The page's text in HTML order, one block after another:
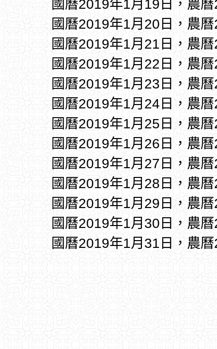
國曆2019年1月19日，農
國曆2019年1月20日，農
國曆2019年1月21日，農
國曆2019年1月22日，農
國曆2019年1月23日，農
國曆2019年1月24日，農
國曆2019年1月25日，農
國曆2019年1月26日，農
國曆2019年1月27日，農
國曆2019年1月28日，農
國曆2019年1月29日，農
國曆2019年1月30日，農
國曆2019年1月31日，農